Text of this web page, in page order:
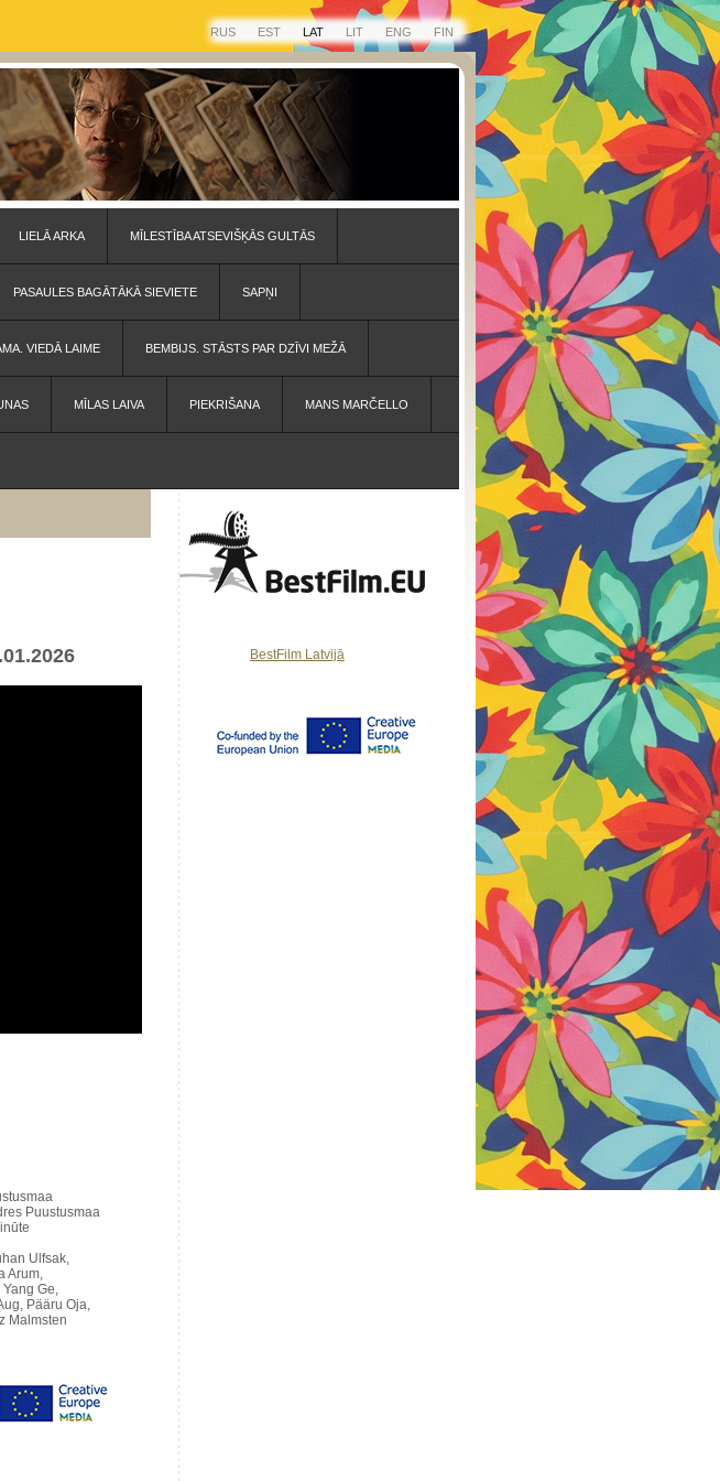
RUS EST LAT LIT ENG FIN
LIELĀ ARKA MĪLESTĪBA ATSEVIŠĶĀS GULTĀS
PASAULES BAGĀTĀKĀ SIEVIETE SAPŅI
VIEDĀ LAIME BEMBIJS. STĀSTS PAR DZĪVI MEŽĀ
MĪLAS LAIVA PIEKRIŠANA MANS MARČELLO
Puustusmaa
Ulfsak,
Arum,
Ge,
Pääru Oja,
Malmsten
BestFilm Latvijā